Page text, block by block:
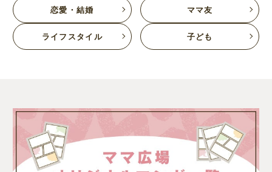
恋愛・結婚 ママ友
ライフスタイル 子ども